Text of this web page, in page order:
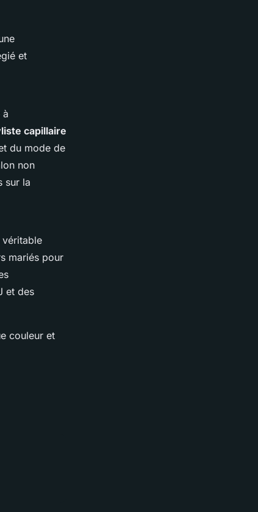
et
à
capillaire
du mode de
non
sur la
véritable
mariés pour
et des
couleur et